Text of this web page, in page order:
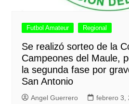
Futbol Amateur Regional
Se realizó sorteo de la
Campeones del Maule,
la segunda fase por
San Antonio
Angel Guerrero febrero 3,